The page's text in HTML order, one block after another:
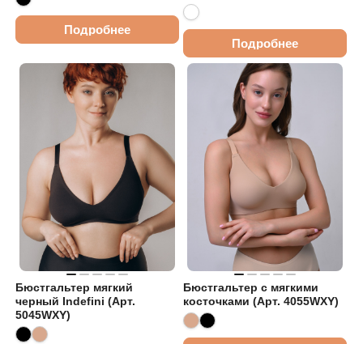
Подробнее
Подробнее
Бюстгальтер мягкий
черный Indefini (Арт.
5045WXY)
Бюстгальтер с мягкими
косточками (Арт. 4055WXY)